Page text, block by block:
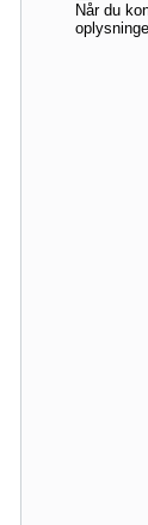
Når du